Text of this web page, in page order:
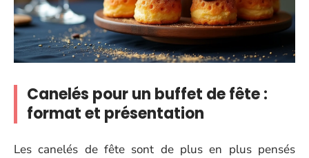
Canelés pour un buffet de fête :
format et présentation
Les canelés de fête sont de plus en plus pensés